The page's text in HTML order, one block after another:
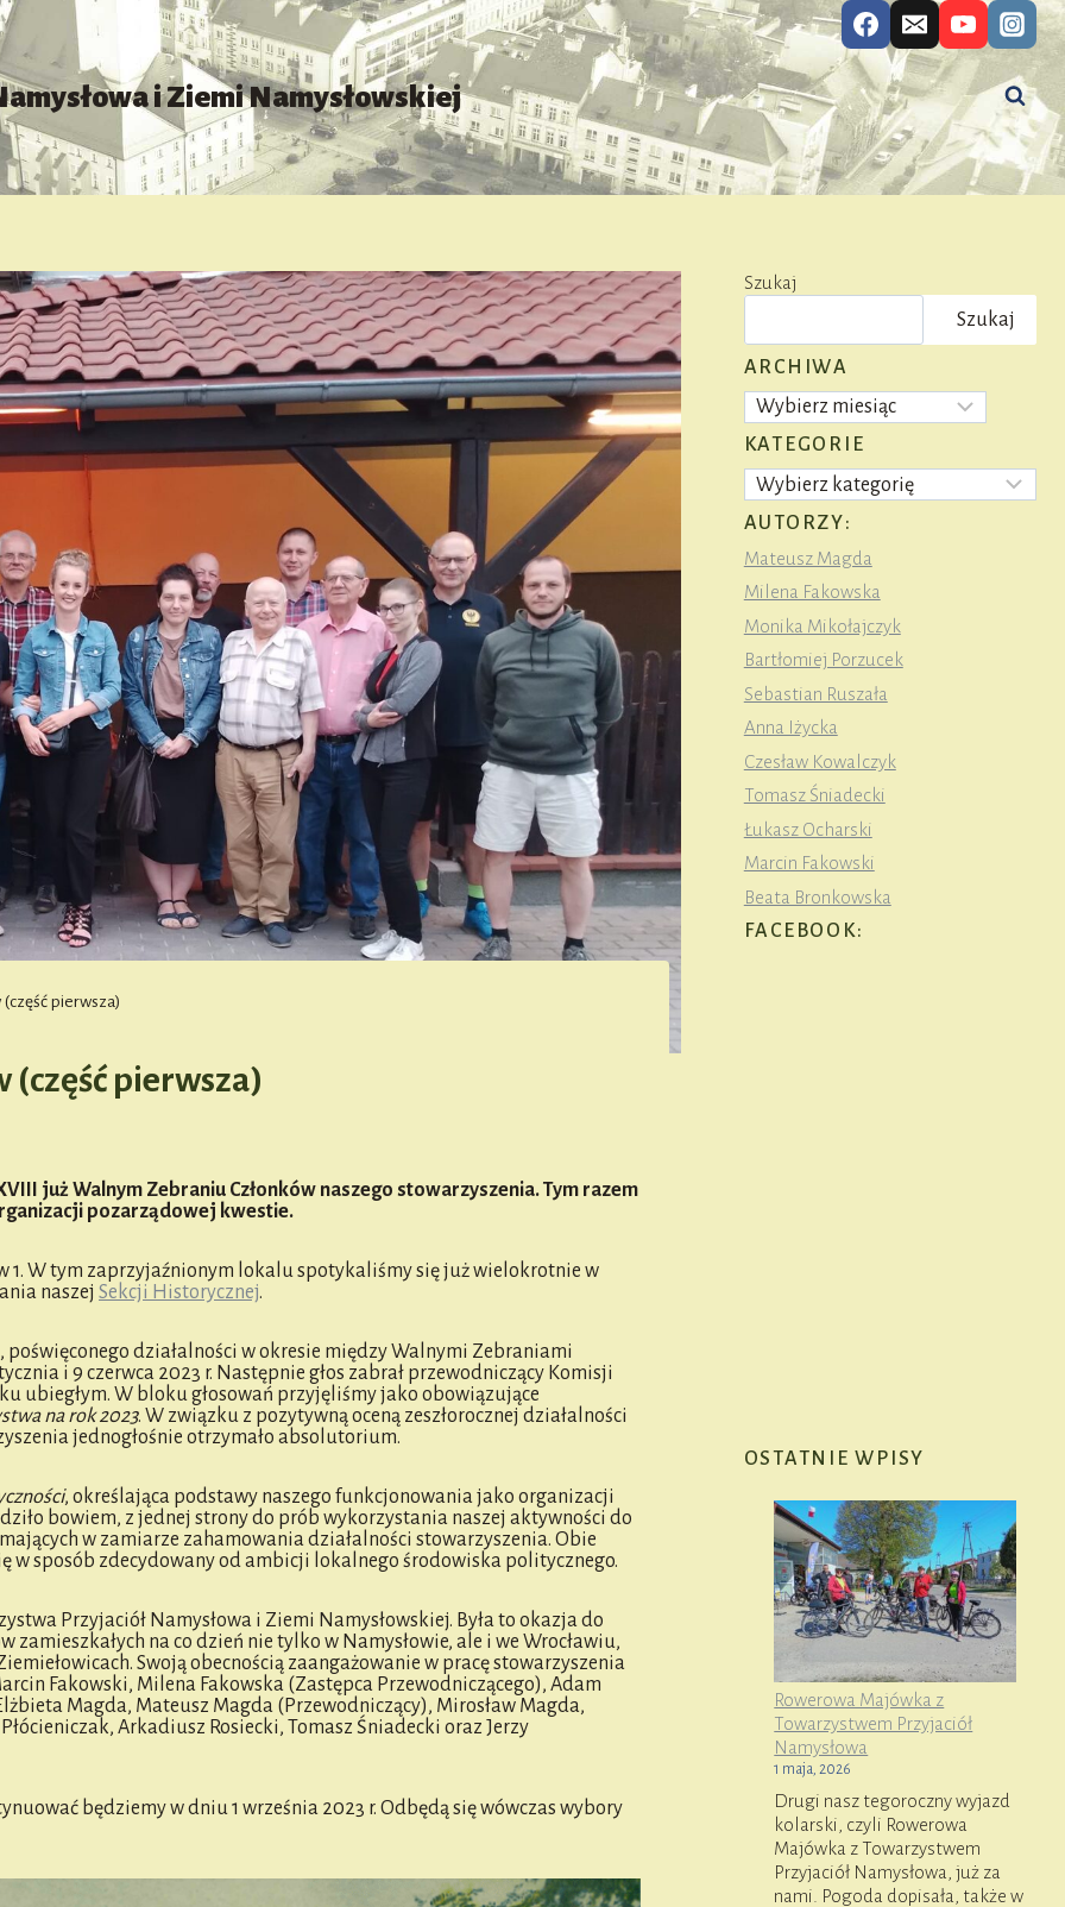
i Ziemi Namysłowskiej
pierwsza)
(część pierwsza)
już Walnym Zebraniu Członków naszego stowarzyszenia. Tym razem
pozarządowej kwestie.
1. W tym zaprzyjaźnionym lokalu spotykaliśmy się już wielokrotnie w
naszej Sekcji Historycznej.
poświęconego działalności w okresie między Walnymi Zebraniami
i 9 czerwca 2023 r. Następnie głos zabrał przewodniczący Komisji
ubiegłym. W bloku głosowań przyjęliśmy jako obowiązujące
na rok 2023. W związku z pozytywną oceną zeszłorocznej działalności
jednogłośnie otrzymało absolutorium.
, określająca podstawy naszego funkcjonowania jako organizacji
bowiem, z jednej strony do prób wykorzystania naszej aktywności do
w zamiarze zahamowania działalności stowarzyszenia. Obie
w sposób zdecydowany od ambicji lokalnego środowiska politycznego.
Przyjaciół Namysłowa i Ziemi Namysłowskiej. Była to okazja do
na co dzień nie tylko w Namysłowie, ale i we Wrocławiu,
Swoją obecnością zaangażowanie w pracę stowarzyszenia
Fakowski, Milena Fakowska (Zastępca Przewodniczącego), Adam
Magda, Mateusz Magda (Przewodniczący), Mirosław Magda,
Arkadiusz Rosiecki, Tomasz Śniadecki oraz Jerzy
będziemy w dniu 1 września 2023 r. Odbędą się wówczas wybory
Szukaj
Szukaj
ARCHIWA
Archiwa
KATEGORIE
Kategorie
AUTORZY:
Mateusz Magda
Milena Fakowska
Monika Mikołajczyk
Bartłomiej Porzucek
Sebastian Ruszała
Anna Iżycka
Czesław Kowalczyk
Tomasz Śniadecki
Łukasz Ocharski
Marcin Fakowski
Beata Bronkowska
FACEBOOK:
OSTATNIE WPISY
Rowerowa Majówka z
Towarzystwem Przyjaciół
Namysłowa
1 maja, 2026
Drugi nasz tegoroczny wyjazd
kolarski, czyli Rowerowa
Majówka z Towarzystwem
Przyjaciół Namysłowa, już za
nami. Pogoda dopisała, także w